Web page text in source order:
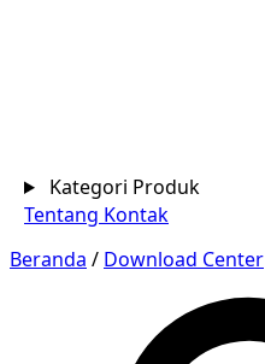
Kategori Produk
Tentang Kontak
Beranda / Download Center